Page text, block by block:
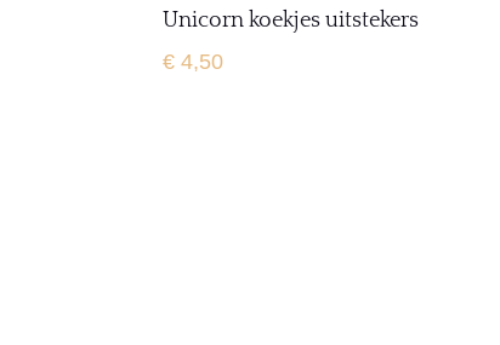
Unicorn koekjes uitstekers
€ 4,50